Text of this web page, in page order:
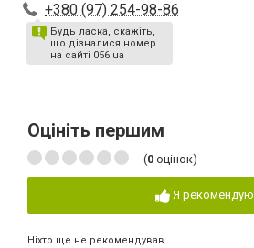
+380 (97) 254-98-86
Будь ласка, скажіть,
що дізналися номер
на сайті 056.ua
Оцініть першим
(0 оцінок)
Я рекомендую
Ніхто ще не рекомендував